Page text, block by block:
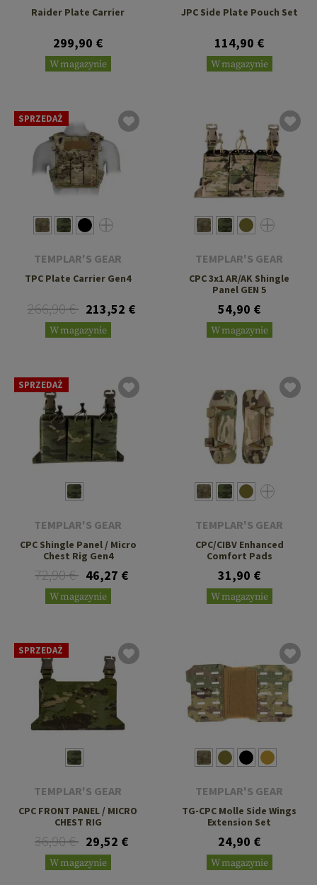
Raider Plate Carrier
299,90 €
W magazynie
JPC Side Plate Pouch Set
114,90 €
W magazynie
SPRZEDAŻ
TEMPLAR'S GEAR
TPC Plate Carrier Gen4
266,90 € 213,52 €
W magazynie
TEMPLAR'S GEAR
CPC 3x1 AR/AK Shingle
Panel GEN 5
54,90 €
W magazynie
SPRZEDAŻ
TEMPLAR'S GEAR
CPC Shingle Panel / Micro
Chest Rig Gen4
72,90 € 46,27 €
W magazynie
TEMPLAR'S GEAR
CPC/CIBV Enhanced
Comfort Pads
31,90 €
W magazynie
SPRZEDAŻ
TEMPLAR'S GEAR
CPC FRONT PANEL / MICRO
CHEST RIG
36,90 € 29,52 €
W magazynie
TEMPLAR'S GEAR
TG-CPC Molle Side Wings
Extension Set
24,90 €
W magazynie